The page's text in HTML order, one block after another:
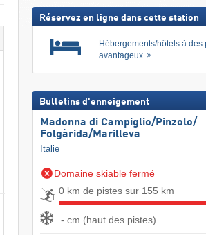
Réservez en ligne dans cette station
Hébergements/hôtels à des
avantageux
Bulletins d'enneigement
Madonna di Campiglio/​Pinzolo/​
Folgàrida/​Marilleva
Italie
Domaine skiable fermé
0 km de pistes sur 155 km
- cm (haut des pistes)